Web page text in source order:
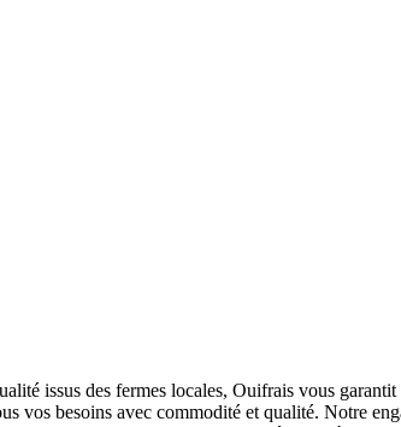
issus des fermes locales, Ouifrais vous
vos besoins avec commodité et qualité. Notre